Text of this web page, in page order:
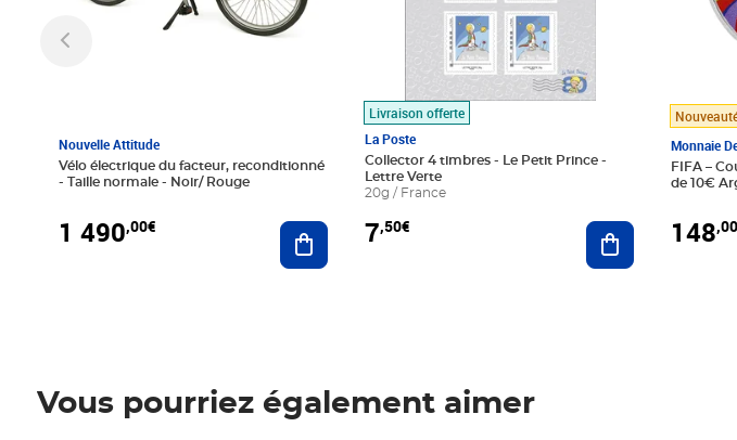
Nouvelle Attitude
Vélo électrique du facteur, reconditionné
- Taille normale - Noir/ Rouge
1 490,00€ Ajouter au panier
Livraison offerte
La Poste
Collector 4 timbres - Le Petit Prince -
Lettre Verte
20g / France
7,50€ Ajouter au
Monnaie
FIFA –
de 10€
148
Vous pourriez également aimer